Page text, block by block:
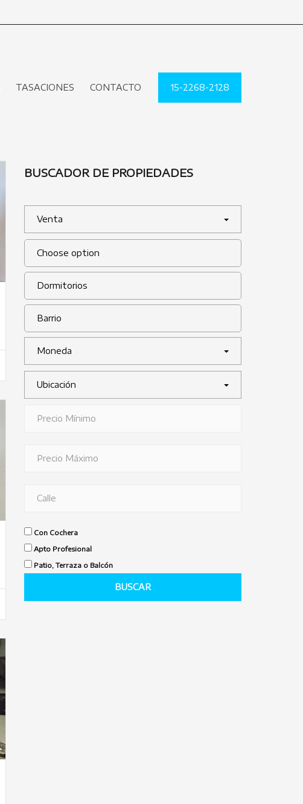
15-2268-2128
TASACIONES CONTACTO
BUSCADOR DE PROPIEDADES
Venta
Moneda
Ubicación
Con Cochera
Apto Profesional
Patio, Terraza o Balcón
BUSCAR